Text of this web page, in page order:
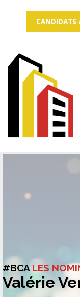
CANDIDATS
#BCA LES
Valérie